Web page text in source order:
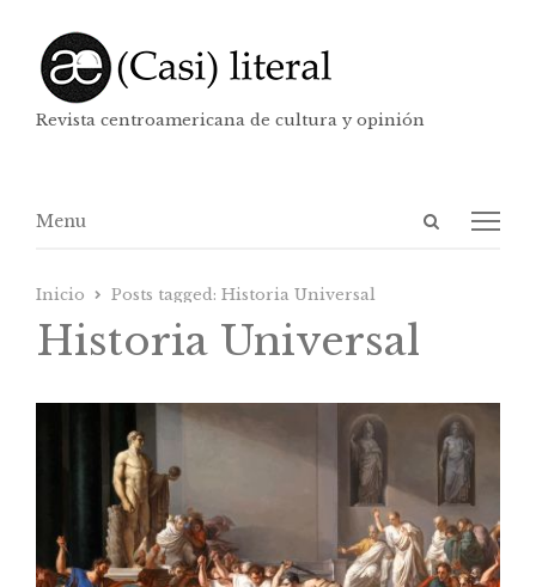
Revista centroamericana de cultura y opinión
Abrir
Menú
Menu
Inicio Posts tagged: Historia Universal
Historia Universal